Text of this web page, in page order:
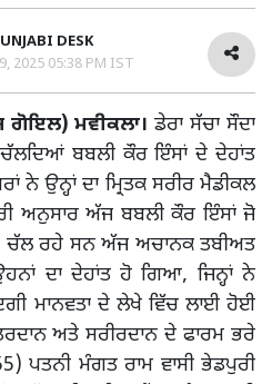
DESK
2025 05:38 PM IST
ਮਵੀਕਲਾ। ਡੇਰਾ ਸੱਚਾ ਸੌਦਾ
ਬਬਲੀ ਕੌਰ ਇੰਸਾਂ ਦੇ ਦੇਹਾਂਤ
ਨੇ ਉਨ੍ਹਾਂ ਦਾ ਮ੍ਰਿਤਕ ਸਰੀਰ ਮੈਡੀਕਲ
ਅਨੁਸਾਰ ਅੱਜ ਬਬਲੀ ਕੌਰ ਇੰਸਾਂ ਜੋ
ਚੱਲ ਰਹੇ ਸਨ ਅੱਜ ਅਚਾਨਕ ਤਬੀਅਤ
ਦਾ ਦੇਹਾਂਤ ਹੋ ਗਿਆ, ਜਿਨ੍ਹਾਂ ਨੇ
ਮਾਨਵਤਾ ਦੇ ਲੇਖੇ ਵਿੱਚ ਲਾਈ ਹੋਈ
ਅਤੇ ਸਰੀਰਦਾਨ ਦੇ ਫਾਰਮ ਭਰੇ
ਪਤਨੀ ਮੰਗਤ ਰਾਮ ਵਾਸੀ ਭੇਡਪੁਰੀ